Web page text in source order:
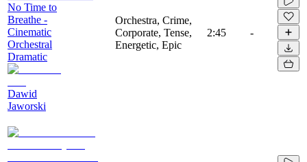
No Time to
Breathe -
Cinematic
Orchestral
Dramatic
Dawid
Jaworski
Orchestra, Crime,
Corporate, Tense,
Energetic, Epic
2:45 -